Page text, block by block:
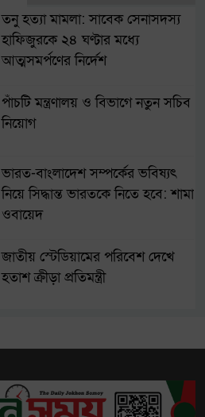
তনু হত্যা মামলা: সাবেক সেনাসদস্য
হাফিজুরকে ২৪ ঘণ্টার মধ্যে
আত্মসমর্পণের নির্দেশ
পাঁচটি মন্ত্রণালয় ও বিভাগে নতুন সচিব
নিয়োগ
ভারত-বাংলাদেশ সম্পর্কের ভবিষ্যৎ
নিয়ে সিদ্ধান্ত ভারতকে নিতে হবে: শামা
ওবায়েদ
জাতীয় স্টেডিয়ামের পরিবেশ দেখে
হতাশ ক্রীড়া প্রতিমন্ত্রী
মুহূর্তের অনিশ্চয়তা নিয়ে ভাবুন
৭৫০০ মিলিঅ্যাম্পিয়ার ব্যাটারির নতুন